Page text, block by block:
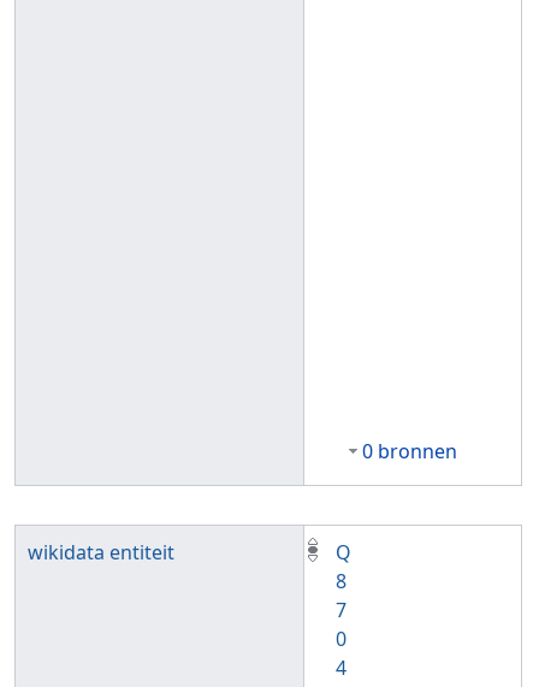
0 bronnen
wikidata entiteit
Q
8
7
0
4